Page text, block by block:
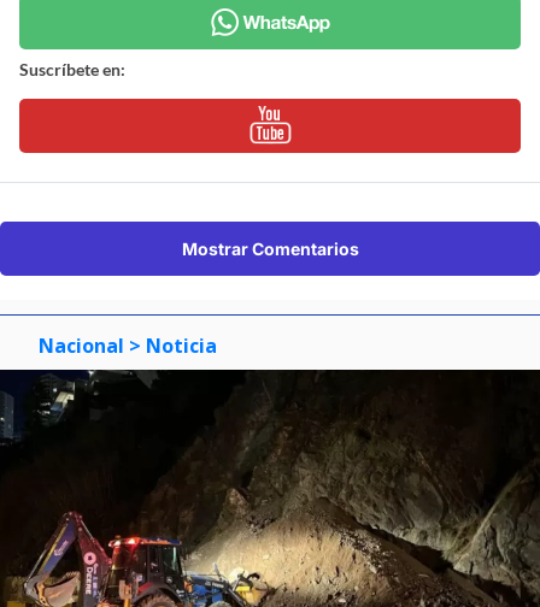
Suscríbete en:
Mostrar Comentarios
Nacional > Noticia